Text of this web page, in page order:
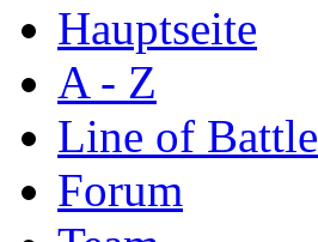
Hauptseite
A - Z
Line of Battle
Forum